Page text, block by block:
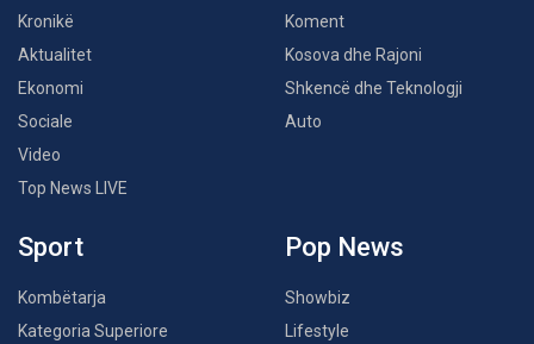
Kronikë
Aktualitet
Ekonomi
Sociale
Video
Top News LIVE
Koment
Kosova dhe Rajoni
Shkencë dhe Teknologji
Auto
Sport
Kombëtarja
Kategoria Superiore
Pop News
Showbiz
Lifestyle